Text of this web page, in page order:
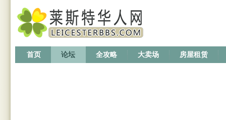
首页 论坛 全攻略 大卖场 房屋租赁